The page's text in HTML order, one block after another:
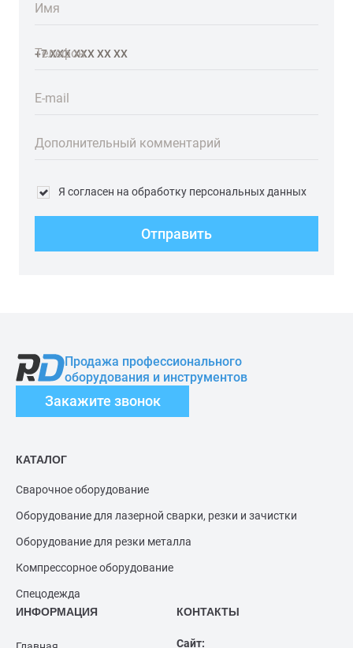
Имя
Телефон
E-mail
Дополнительный комментарий
Я согласен на обработку персональных данных
Отправить
Продажа профессионального
оборудования и инструментов
Закажите звонок
КАТАЛОГ
Сварочное оборудование
Оборудование для лазерной сварки, резки и зачистки
Оборудование для резки металла
Компрессорное оборудование
Спецодежда
ИНФОРМАЦИЯ
КОНТАКТЫ
Сайт: